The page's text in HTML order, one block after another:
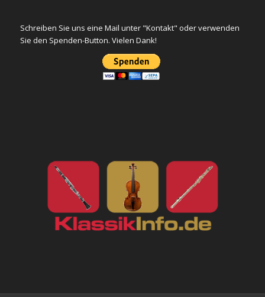
Schreiben Sie uns eine Mail unter "Kontakt" oder verwenden
Sie den Spenden-Button. Vielen Dank!